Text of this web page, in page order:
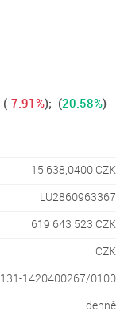
(-7.91%); (20.58%)
15 638,0400 CZK
LU2860963367
619 643 523 CZK
CZK
131-1420400267/0100
denně